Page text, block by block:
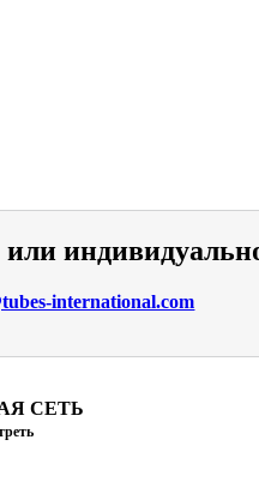
international.com
СЕТЬ